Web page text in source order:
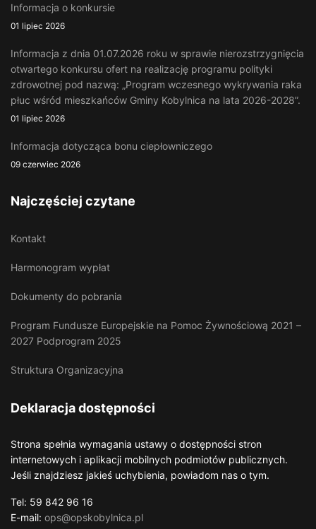
Informacja o konkursie
01 lipiec 2026
Informacja z dnia 01.07.2026 roku w sprawie nierozstrzygnięcia
otwartego konkursu ofert na realizację programu polityki
zdrowotnej pod nazwą: „Program wczesnego wykrywania raka
płuc wśród mieszkańców Gminy Kobylnica na lata 2026-2028”.
01 lipiec 2026
Informacja dotycząca bonu ciepłowniczego
09 czerwiec 2026
Najczęściej czytane
Kontakt
Harmonogram wypłat
Dokumenty do pobrania
Program Fundusze Europejskie na Pomoc Żywnościową 2021 –
2027 Podprogram 2025
Struktura Organizacyjna
Deklaracja dostępności
Strona spełnia wymagania ustawy o dostępności stron
internetowych i aplikacji mobilnych podmiotów publicznych.
Jeśli znajdziesz jakieś uchybienia, powiadom nas o tym.
Tel: 59 842 96 16
E-mail: ops@opskobylnica.pl